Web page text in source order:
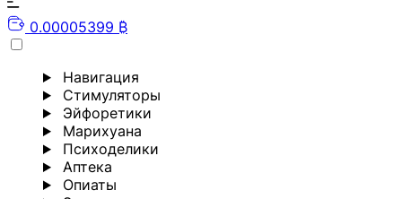
0.00005399 ₿
Навигация
Стимуляторы
Эйфоретики
Марихуана
Психоделики
Аптека
Опиаты